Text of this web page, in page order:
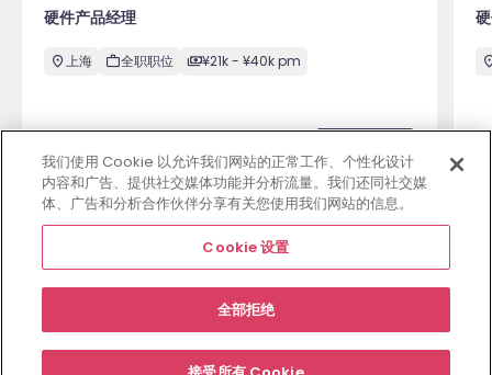
硬件产品经理
上海 全职职位 ¥21k - ¥40k pm
查看更多职位
雇主网站职位资源中心关于合规条款Cookie 设置
我们使用 Cookie 以允许我们网站的正常工作、个性化设计
内容和广告、提供社交媒体功能并分析流量。我们还同社交媒
体、广告和分析合作伙伴分享有关您使用我们网站的信息。
Cookie 设置
全部拒绝